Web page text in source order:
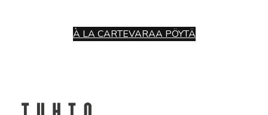
À LA CARTEVARAA PÖYTÄ